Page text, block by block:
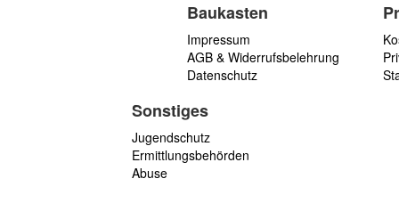
Baukasten
Impressum
AGB & Widerrufsbelehrung
Datenschutz
Sonstiges
Jugendschutz
Ermittlungsbehörden
Abuse